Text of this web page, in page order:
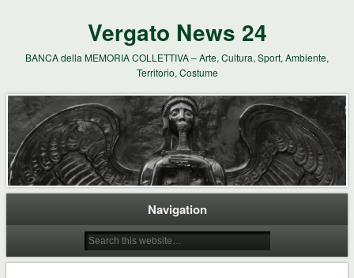
Vergato News 24
BANCA della MEMORIA COLLETTIVA – Arte, Cultura, Sport, Ambiente,
Territorio, Costume
Navigation